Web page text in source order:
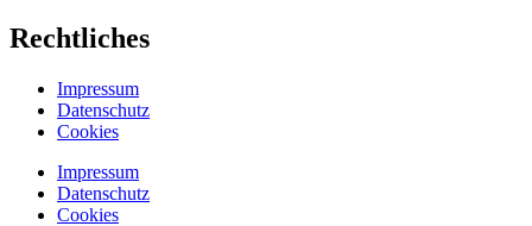
Rechtliches
Impressum
Datenschutz
Cookies
Impressum
Datenschutz
Cookies